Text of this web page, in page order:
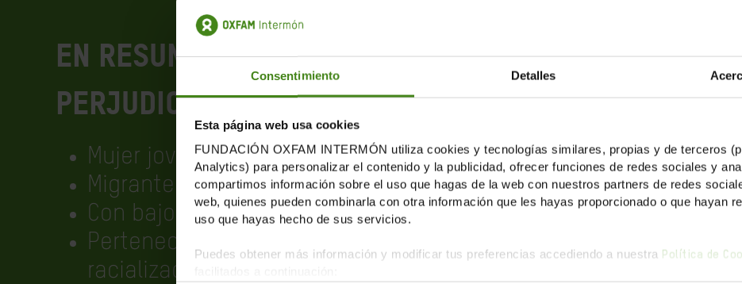
Consentimiento Detalles
Esta página web usa cookies
FUNDACIÓN OXFAM INTERMÓN utiliza cookies y tecnologías similares, propias y de terceros
Analytics) para personalizar el contenido y la publicidad, ofrecer funciones de redes sociales y
compartimos información sobre el uso que hagas de la web con nuestros partners de redes
web, quienes pueden combinarla con otra información que les hayas proporcionado o que hayan
uso que hayas hecho de sus servicios.
Puedes obtener más información y modificar tus preferencias accediendo a nuestra Política de
EN RESUMEN, LA MÁS
PERJUDICADA DE ESTA CRISIS:
Mujer joven
Migrante
Con bajos estudios
Perteneciente a un colectivo
racializado